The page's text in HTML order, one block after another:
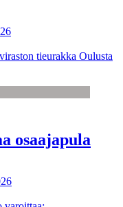
tieurakka Oulusta
osaajapula